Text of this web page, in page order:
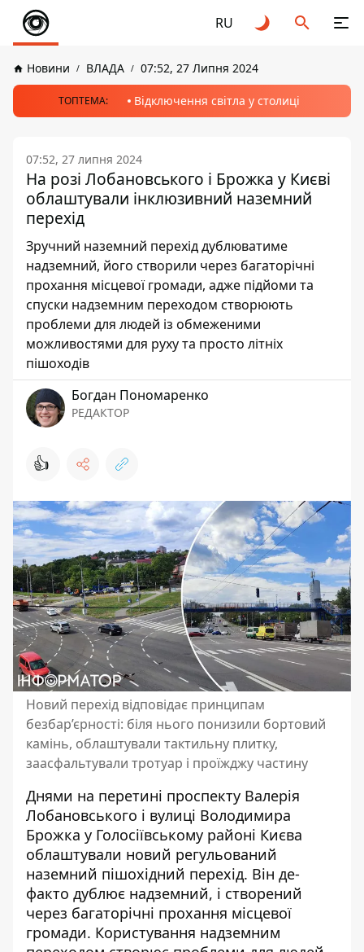
RU
Новини ВЛАДА 07:52, 27 Липня 2024
ТОПТЕМА: Відключення світла у столиці
07:52, 27 липня 2024
На розі Лобановського і Брожка у Києві
облаштували інклюзивний наземний
перехід
Зручний наземний перехід дублюватиме
надземний, його створили через багаторічні
прохання місцевої громади, адже підйоми та
спуски надземним переходом створюють
проблеми для людей із обмеженими
можливостями для руху та просто літніх
пішоходів
Богдан Пономаренко
РЕДАКТОР
👍
Новий перехід відповідає принципам
безбар’єрності: біля нього понизили бортовий
камінь, облаштували тактильну плитку,
заасфальтували тротуар і проїжджу частину
Днями на перетині проспекту Валерія
Лобановського і вулиці Володимира
Брожка у Голосіївському районі Києва
облаштували новий регульований
наземний пішохідний перехід. Він де-
факто дублює надземний, і створений
через багаторічні прохання місцевої
громади. Користування надземним